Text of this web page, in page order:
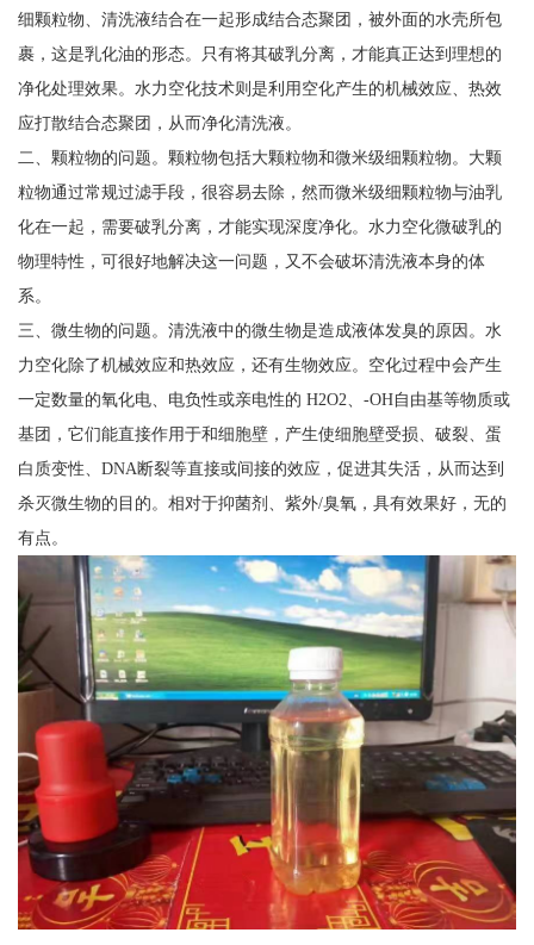
细颗粒物、清洗液结合在一起形成结合态聚团，被外面的水壳所包
裹，这是乳化油的形态。只有将其破乳分离，才能真正达到理想的
净化处理效果。水力空化技术则是利用空化产生的机械效应、热效
应打散结合态聚团，从而净化清洗液。
二、颗粒物的问题。颗粒物包括大颗粒物和微米级细颗粒物。大颗
粒物通过常规过滤手段，很容易去除，然而微米级细颗粒物与油乳
化在一起，需要破乳分离，才能实现深度净化。水力空化微破乳的
物理特性，可很好地解决这一问题，又不会破坏清洗液本身的体
系。
三、微生物的问题。清洗液中的微生物是造成液体发臭的原因。水
力空化除了机械效应和热效应，还有生物效应。空化过程中会产生
一定数量的氧化电、电负性或亲电性的 H2O2、-OH自由基等物质或
基团，它们能直接作用于和细胞壁，产生使细胞壁受损、破裂、蛋
白质变性、DNA断裂等直接或间接的效应，促进其失活，从而达到
杀灭微生物的目的。相对于抑菌剂、紫外/臭氧，具有效果好，无的
有点。